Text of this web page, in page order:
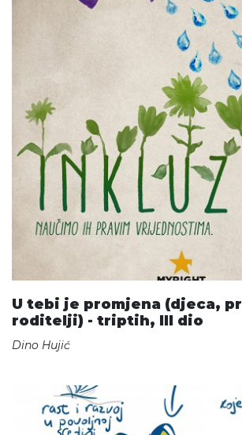
U tebi je promjena (djeca,
roditelji) - triptih, III dio
Dino Hujić